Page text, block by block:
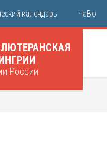
календарь ЧаВо
России